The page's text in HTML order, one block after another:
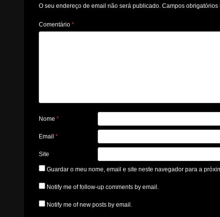
O seu endereço de email não será publicado. Campos
Comentário*
Nome*
Email*
Site
Guardar o meu nome, email e site neste navegador para a
Notify me of follow-up comments by email.
Notify me of new posts by email.